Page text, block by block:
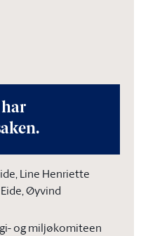
Line Henriette
Øyvind
og miljøkomiteen